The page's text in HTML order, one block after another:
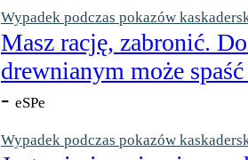
Wypadek podczas pokazów
Masz rację, zabronić.
drewnianym może
- eSPe
Wypadek podczas pokazów